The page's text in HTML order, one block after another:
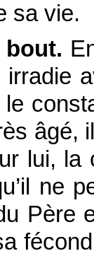
sa vie.
bout.
âgé,
lui, la
ne